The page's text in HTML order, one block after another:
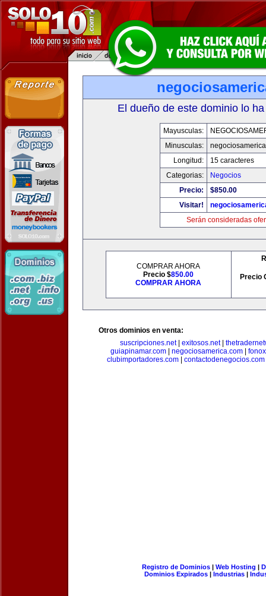
El dueño de este dominio lo
Mayusculas:
Minusculas:
Longitud:
15 caracteres
Categorias:
Negocios
Precio:
$850.00
Visitar!
Serán consideradas
COMPRAR AHORA
Precio $850.00
COMPRAR AHORA
Precio
Otros dominios en venta:
suscripciones.net| exitosos.net|
guiapinamar.com
negociosamerica.com
clubimportadores.com
contactodenegocios.com
Registro de Dominios| Web Hosting |
Dominios Expirados | Industrias |